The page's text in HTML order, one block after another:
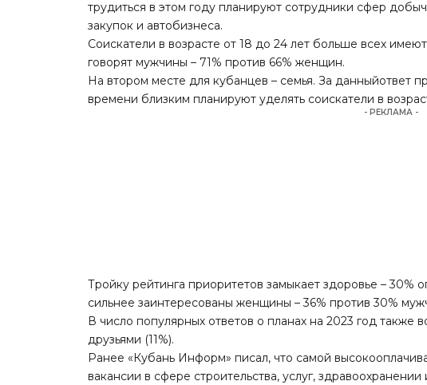
трудиться в этом году планируют сотрудники сфер
закупок и автобизнеса.
Соискатели в возрасте от 18 до 24 лет больше всех
говорят мужчины – 71% против 66% женщин.
На втором месте для кубанцев – семья. За данныйответ
времени близким планируют уделять соискатели в
- РЕКЛАМА -
Тройку рейтинга приоритетов замыкает здоровье –
сильнее заинтересованы женщины – 36% против 30%
В число популярных ответов о планах на 2023 год также
друзьями (11%).
Ранее «Кубань Информ» писал, что самой
вакансии в сфере строительства, услуг, здравоохранении